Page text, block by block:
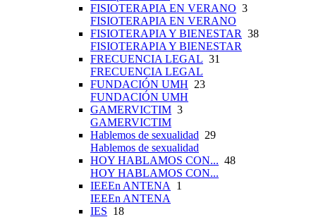
FISIOTERAPIA EN VERANO 3
FISIOTERAPIA EN VERANO
FISIOTERAPIA Y BIENESTAR 38
FISIOTERAPIA Y BIENESTAR
FRECUENCIA LEGAL 31
FRECUENCIA LEGAL
FUNDACIÓN UMH 23
FUNDACIÓN UMH
GAMERVICTIM 3
GAMERVICTIM
Hablemos de sexualidad 29
Hablemos de sexualidad
HOY HABLAMOS CON... 48
HOY HABLAMOS CON...
IEEEn ANTENA 1
IEEEn ANTENA
IES 18